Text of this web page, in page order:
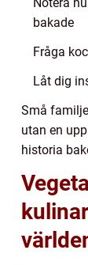
bakade
Fråga
Låt dig
Små
utan en
historia